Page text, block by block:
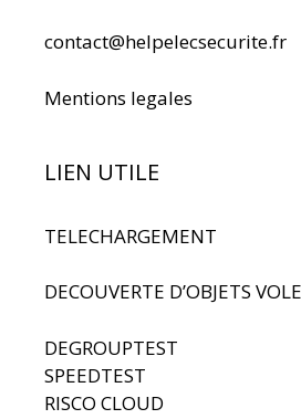
contact@helpelecsecurite.fr
Mentions legales
LIEN UTILE
TELECHARGEMENT
DECOUVERTE D’OBJETS
DEGROUPTEST
SPEEDTEST
RISCO CLOUD